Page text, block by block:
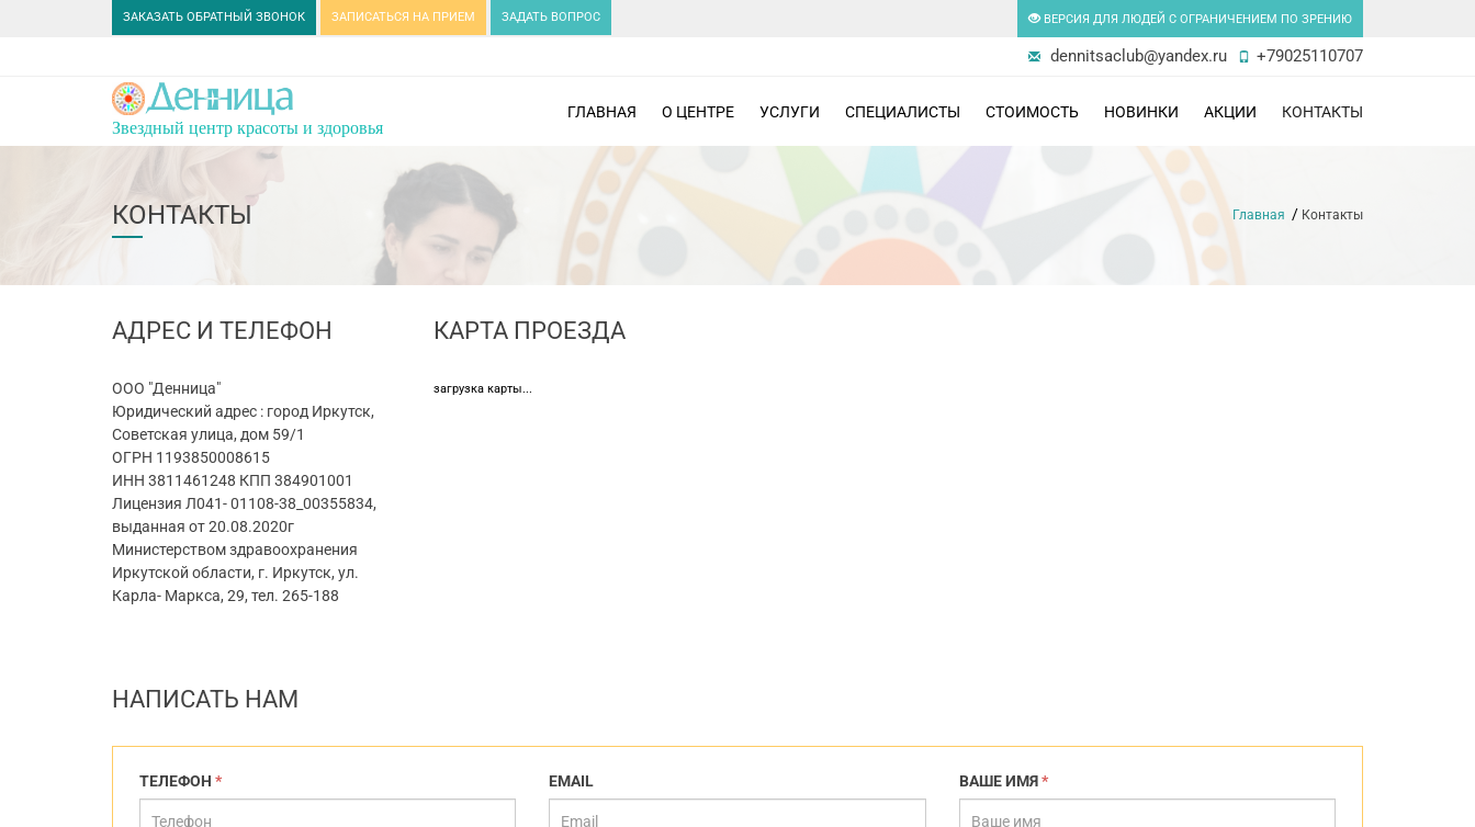
ЗАКАЗАТЬ ОБРАТНЫЙ ЗВОНОК ЗАПИСАТЬСЯ НА ПРИЕМ ЗАДАТЬ ВОПРОС ВЕРСИЯ ДЛЯ ЛЮДЕЙ С ОГРАНИЧЕНИЕМ ПО ЗРЕНИЮ
+79025110707
dennitsaclub@yandex.ru
Звездный центр красоты и здоровья
ГЛАВНАЯ О ЦЕНТРЕ УСЛУГИ СПЕЦИАЛИСТЫ СТОИМОСТЬ НОВИНКИ АКЦИИ КОНТАКТЫ
КОНТАКТЫ Главная Контакты
АДРЕС И ТЕЛЕФОН
ООО "Денница"
Юридический адрес : город Иркутск,
Советская улица, дом 59/1
ОГРН 1193850008615
ИНН 3811461248 КПП 384901001
Лицензия Л041- 01108-38_00355834,
выданная от 20.08.2020г
Министерством здравоохранения
Иркутской области, г. Иркутск, ул.
Карла- Маркса, 29, тел. 265-188
КАРТА ПРОЕЗДА
загрузка карты...
НАПИСАТЬ НАМ
ТЕЛЕФОН * EMAIL ВАШЕ ИМЯ*